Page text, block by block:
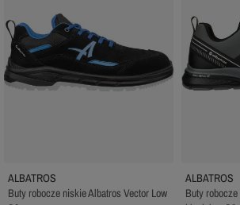
ALBATROS
Buty robocze niskie Albatros Vector Low
ALBATROS
Buty